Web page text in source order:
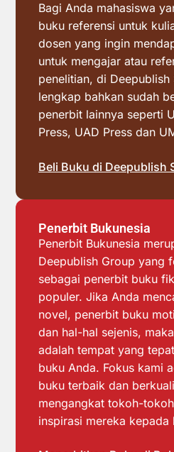
Bagi Anda mahasiswa
buku referensi untuk
dosen yang ingin
untuk mengajar atau
penelitian, di Deepublish
lengkap bahkan sudah
penerbit lainnya seperti
Press, UAD Press dan
Beli Buku di Deepublish
Penerbit Bukunesia
Penerbit Bukunesia
Deepublish Group yang
sebagai penerbit buku
populer. Jika Anda
novel, penerbit buku
dan hal-hal sejenis,
adalah tempat yang
buku Anda. Fokus kami
buku terbaik dan
mengangkat tokoh-
inspirasi mereka kepada